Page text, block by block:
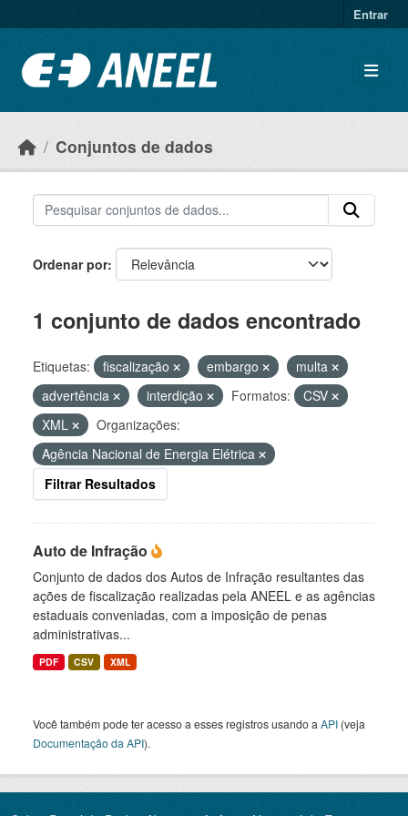
Entrar
Conjuntos de dados
Ordenar por
1 conjunto de dados encontrado
Etiquetas: fiscalização embargo
multa
advertência
interdição Formatos:
CSV
XML
Organizações:
Agência Nacional de Energia Elétrica
Filtrar Resultados
Auto de Infração
Conjunto de dados dos Autos de Infração resultantes das
ações de fiscalização realizadas pela ANEEL e as agências
estaduais conveniadas, com a imposição de penas
administrativas...
PDF CSV XML
Você também pode ter acesso a esses registros usando a API (veja
Documentação da API).